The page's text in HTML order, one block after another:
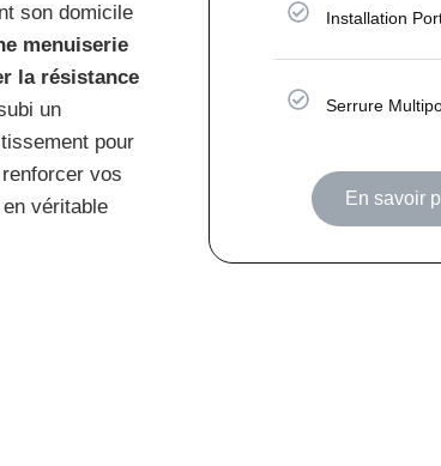
son domicile
menuiserie
la résistance
un
pour
vos
véritable
Installation
Serrure
En savoir